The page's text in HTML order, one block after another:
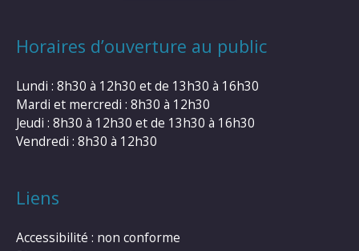
Horaires d’ouverture au public
Lundi : 8h30 à 12h30 et de 13h30 à 16h30
Mardi et mercredi : 8h30 à 12h30
Jeudi : 8h30 à 12h30 et de 13h30 à 16h30
Vendredi : 8h30 à 12h30
Liens
Accessibilité : non conforme